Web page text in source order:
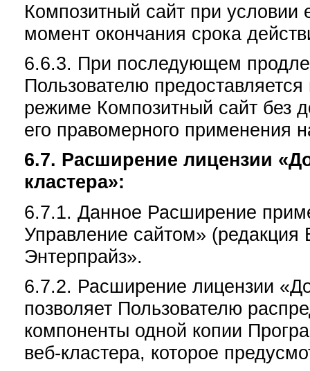
Композитный сайт при условии
момент окончания срока
6.6.3. При последующем
Пользователю
режиме Композитный сайт без
его правомерного применения
6.7. Расширение лицензии «
кластера»:
6.7.1. Данное Расширение
Управление сайтом»
Энтерпрайз».
6.7.2. Расширение лицензии
позволяет Пользователю
компоненты одной копии
веб-кластера, которое